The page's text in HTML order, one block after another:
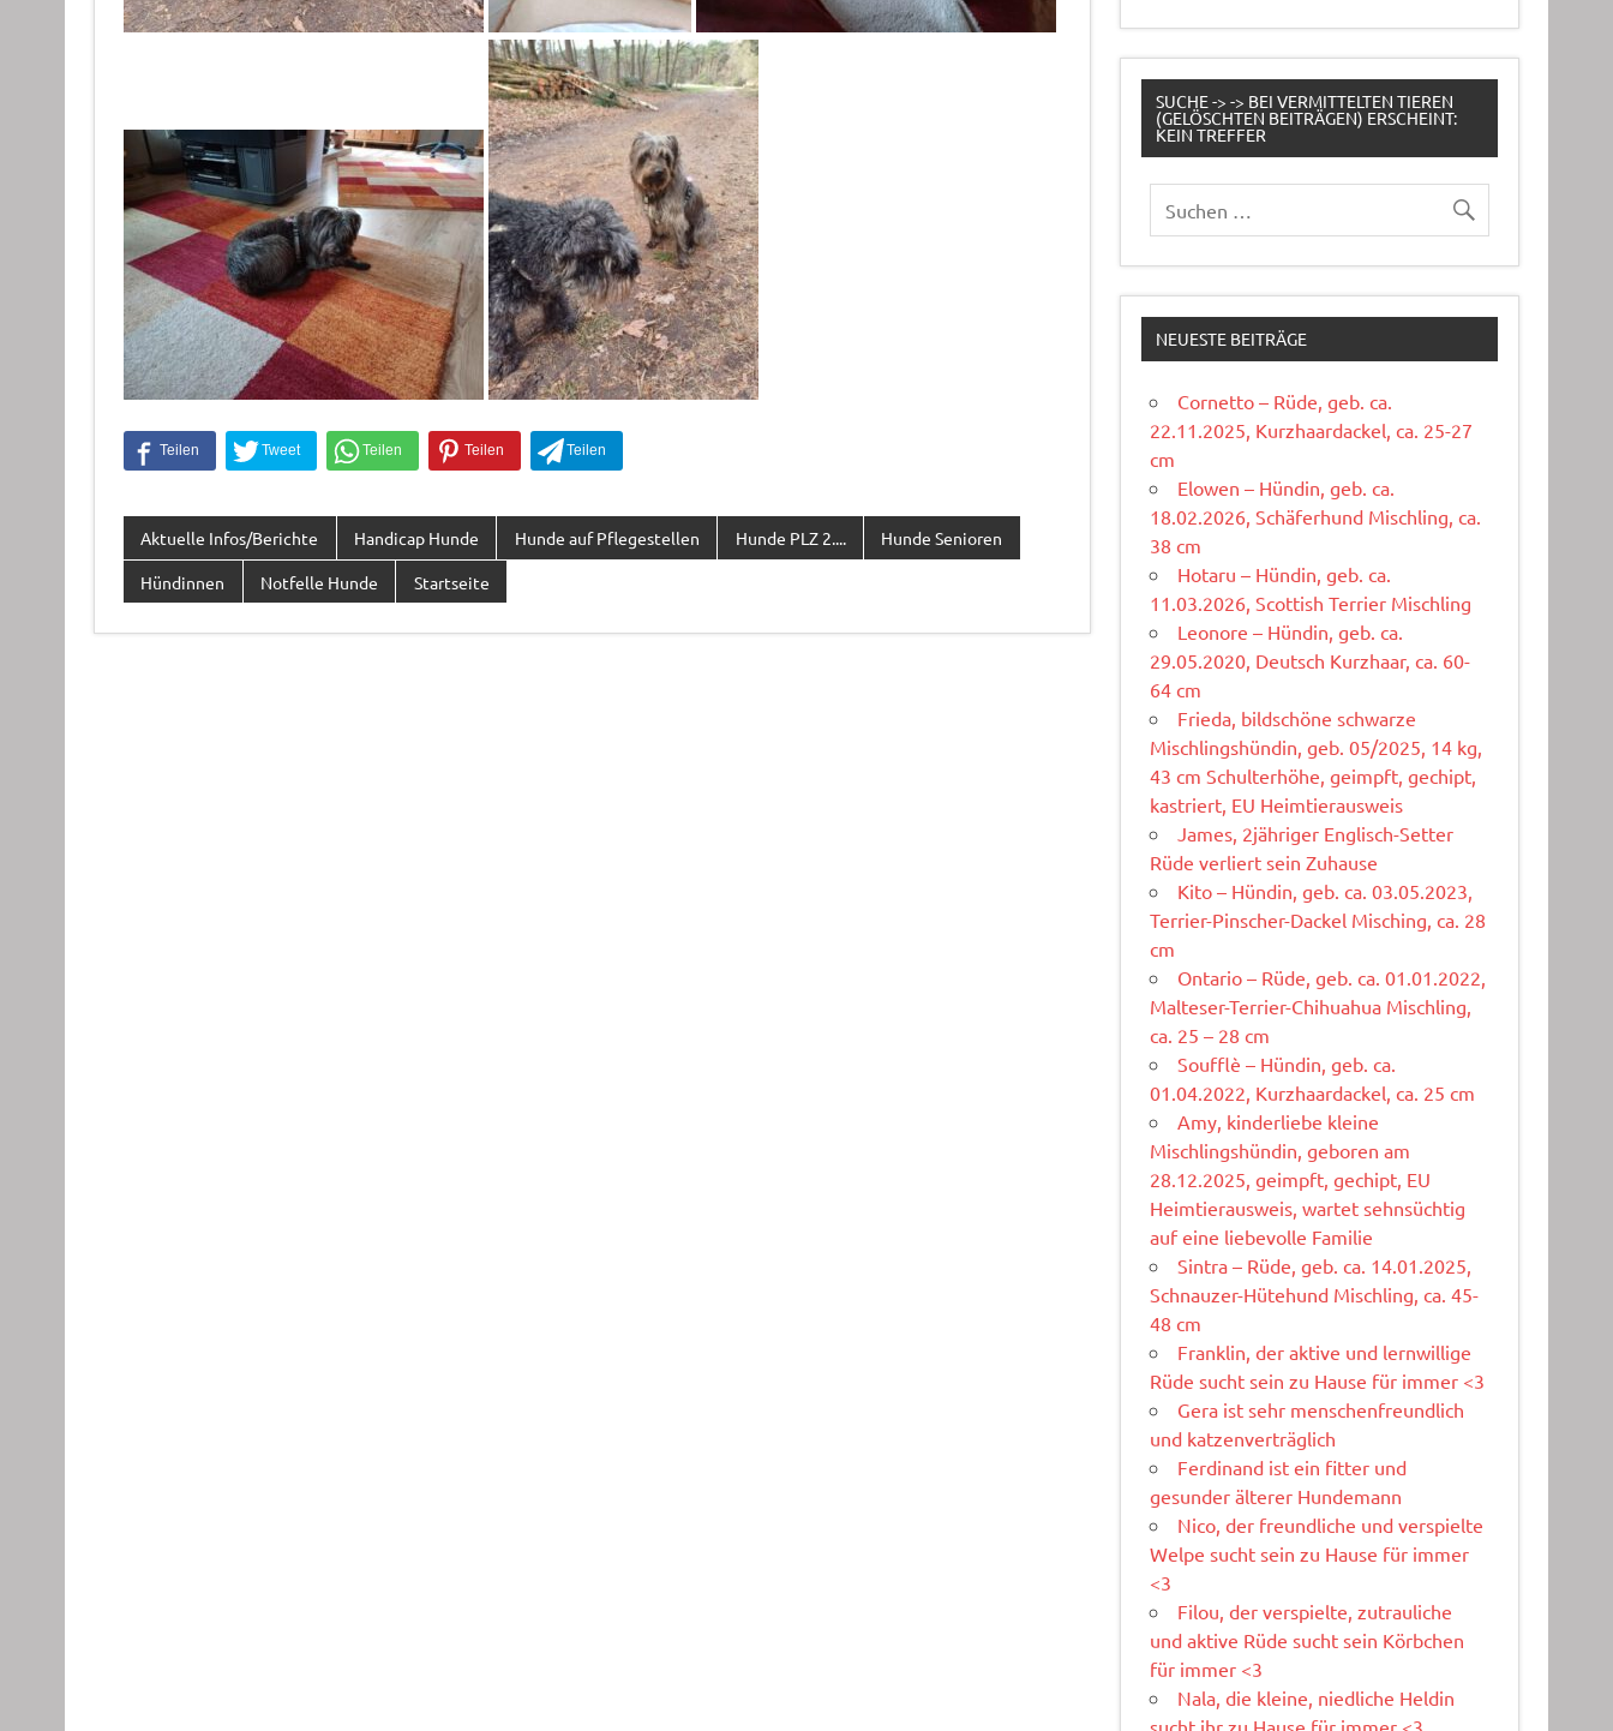
Aktuelle Infos/Berichte Handicap Hunde Hunde auf Pflegestellen Hunde PLZ 2.... Hunde Senioren
Hündinnen Notfelle Hunde Startseite
SUCHE -> -> BEI VERMITTELTEN TIEREN
(GELÖSCHTEN BEITRÄGEN) ERSCHEINT:
KEIN TREFFER
NEUESTE BEITRÄGE
Cornetto – Rüde, geb. ca.
22.11.2025, Kurzhaardackel, ca. 25-27
cm
Elowen – Hündin, geb. ca.
18.02.2026, Schäferhund Mischling, ca.
38 cm
Hotaru – Hündin, geb. ca.
11.03.2026, Scottish Terrier Mischling
Leonore – Hündin, geb. ca.
29.05.2020, Deutsch Kurzhaar, ca. 60-
64 cm
Frieda, bildschöne schwarze
Mischlingshündin, geb. 05/2025, 14 kg,
43 cm Schulterhöhe, geimpft, gechipt,
kastriert, EU Heimtierausweis
James, 2jähriger Englisch-Setter
Rüde verliert sein Zuhause
Kito – Hündin, geb. ca. 03.05.2023,
Terrier-Pinscher-Dackel Misching, ca. 28
cm
Ontario – Rüde, geb. ca. 01.01.2022,
Malteser-Terrier-Chihuahua Mischling,
ca. 25 – 28 cm
Soufflè – Hündin, geb. ca.
01.04.2022, Kurzhaardackel, ca. 25 cm
Amy, kinderliebe kleine
Mischlingshündin, geboren am
28.12.2025, geimpft, gechipt, EU
Heimtierausweis, wartet sehnsüchtig
auf eine liebevolle Familie
Sintra – Rüde, geb. ca. 14.01.2025,
Schnauzer-Hütehund Mischling, ca. 45-
48 cm
Franklin, der aktive und lernwillige
Rüde sucht sein zu Hause für immer <3
Gera ist sehr menschenfreundlich
und katzenverträglich
Ferdinand ist ein fitter und
gesunder älterer Hundemann
Nico, der freundliche und verspielte
Welpe sucht sein zu Hause für immer
<3
Filou, der verspielte, zutrauliche
und aktive Rüde sucht sein Körbchen
für immer <3
Nala, die kleine, niedliche Heldin